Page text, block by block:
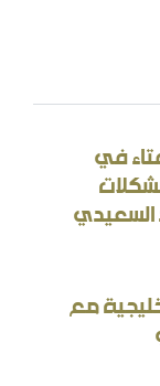
في
السعيدي
مع